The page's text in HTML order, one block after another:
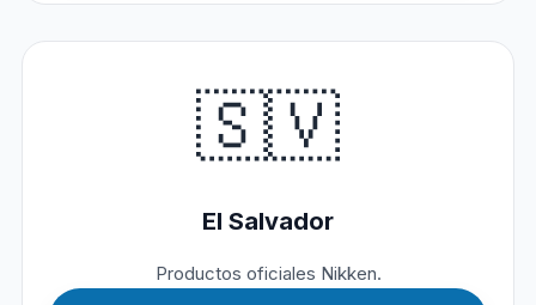
🇸🇻
El Salvador
Productos oficiales Nikken.